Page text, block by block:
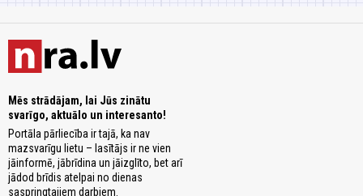
Mēs strādājam, lai Jūs zinātu
svarīgo, aktuālo un interesanto!
Portāla pārliecība ir tajā, ka nav
mazsvarīgu lietu – lasītājs ir ne vien
jāinformē, jābrīdina un jāizglīto, bet arī
jādod brīdis atelpai no dienas
saspringtajiem darbiem.